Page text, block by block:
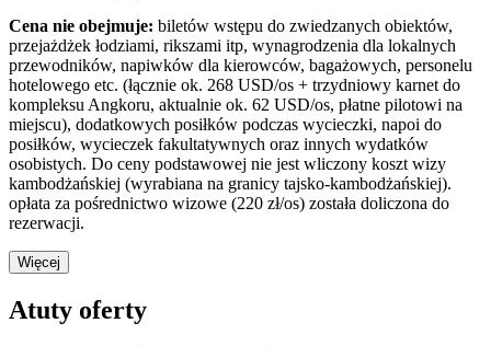
Cena nie obejmuje: biletów wstępu do zwiedzanych obiektów,
przejażdżek łodziami, rikszami itp, wynagrodzenia dla lokalnych
przewodników, napiwków dla kierowców, bagażowych, personelu
hotelowego etc. (łącznie ok. 268 USD/os + trzydniowy karnet do
kompleksu Angkoru, aktualnie ok. 62 USD/os, płatne pilotowi na
miejscu), dodatkowych posiłków podczas wycieczki, napoi do
posiłków, wycieczek fakultatywnych oraz innych wydatków
osobistych. Do ceny podstawowej nie jest wliczony koszt wizy
kambodżańskiej (wyrabiana na granicy tajsko-kambodżańskiej).
opłata za pośrednictwo wizowe (220 zł/os) została doliczona do
rezerwacji.
Więcej
Atuty oferty